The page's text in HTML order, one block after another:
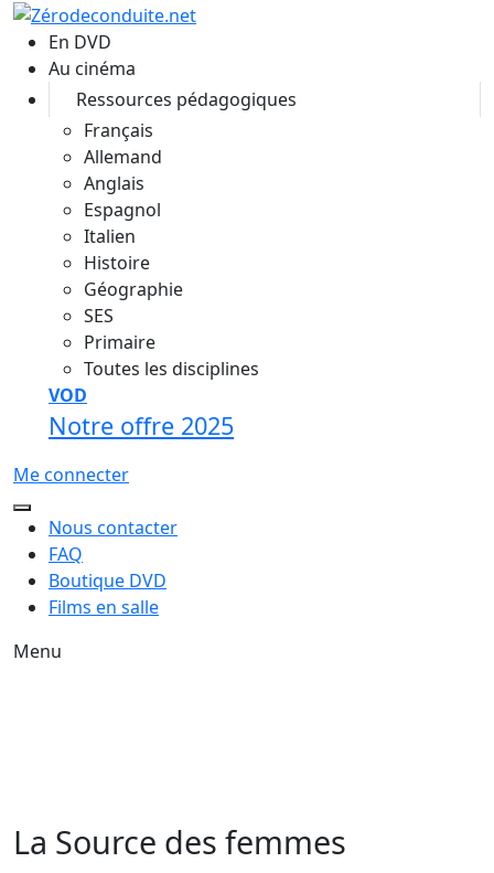
Aller au contenu principal
En DVD
Au cinéma
Ressources pédagogiques
Français
Allemand
Anglais
Espagnol
Italien
Histoire
Géographie
SES
Primaire
Toutes les disciplines
VOD
Notre offre 2025
Me connecter
Nous contacter
FAQ
Boutique DVD
Films en salle
Menu
La Source des femmes